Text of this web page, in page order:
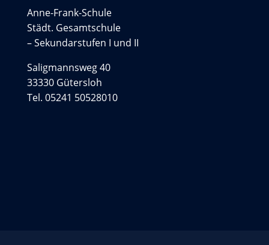
Anne-Frank-Schule
Städt. Gesamtschule
– Sekundarstufen I und II
Saligmannsweg 40
33330 Gütersloh
Tel. 05241 50528010